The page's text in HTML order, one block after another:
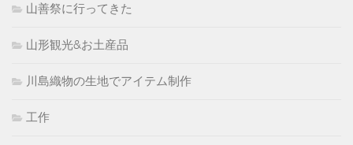
山善祭に行ってきた
山形観光&お土産品
川島織物の生地でアイテム制作
工作